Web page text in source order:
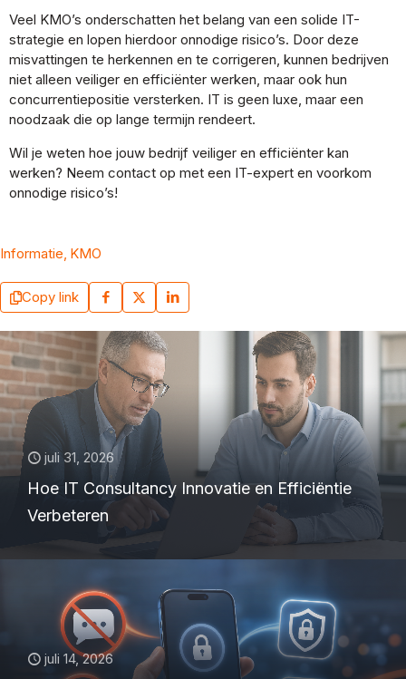
Veel KMO’s onderschatten het belang van een solide IT-
strategie en lopen hierdoor onnodige risico’s. Door deze
misvattingen te herkennen en te corrigeren, kunnen bedrijven
niet alleen veiliger en efficiënter werken, maar ook hun
concurrentiepositie versterken. IT is geen luxe, maar een
noodzaak die op lange termijn rendeert.
Wil je weten hoe jouw bedrijf veiliger en efficiënter kan
werken? Neem contact op met een IT-expert en voorkom
onnodige risico’s!
Informatie KMO
Copy link
juli 31, 2026
Hoe IT Consultancy Innovatie en Efficiëntie
Verbeteren
juli 14, 2026